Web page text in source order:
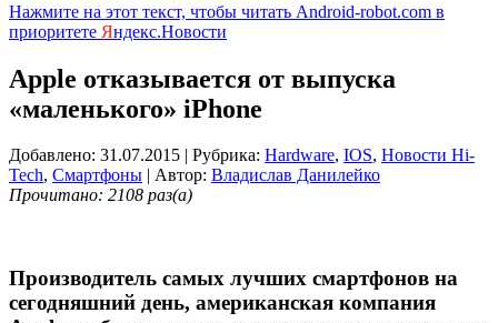
Нажмите на этот текст, чтобы читать Android-robot.com в
приоритете Яндекс.Новости
Apple отказывается от выпуска
«маленького» iPhone
Добавлено: 31.07.2015 | Рубрика: Hardware, IOS, Новости Hi-
Tech, Смартфоны | Автор: Владислав Данилейко
Прочитано: 2108 раз(а)
Производитель самых лучших смартфонов на
сегодняшний день, американская компания